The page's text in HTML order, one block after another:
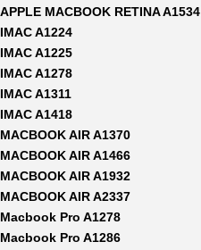
APPLE MACBOOK RETINA A1534
IMAC A1224
IMAC A1225
IMAC A1278
IMAC A1311
IMAC A1418
MACBOOK AIR A1370
MACBOOK AIR A1466
MACBOOK AIR A1932
MACBOOK AIR A2337
Macbook Pro A1278
Macbook Pro A1286